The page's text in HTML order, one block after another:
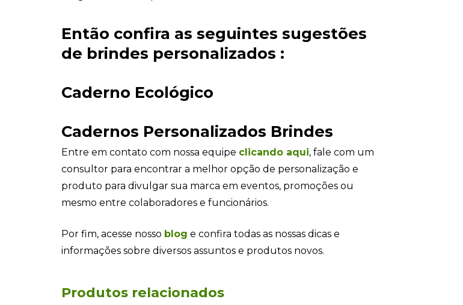
Então confira as seguintes sugestões
de brindes personalizados :
Caderno Ecológico
Cadernos Personalizados Brindes
Entre em contato com nossa equipe clicando aqui, fale com um
consultor para encontrar a melhor opção de personalização e
produto para divulgar sua marca em eventos, promoções ou
mesmo entre colaboradores e funcionários.
Por fim, acesse nosso blog e confira todas as nossas dicas e
informações sobre diversos assuntos e produtos novos.
Produtos relacionados